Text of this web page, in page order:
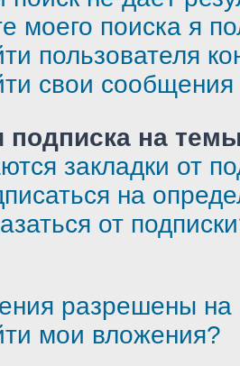
моего поиска я
пользователя
свои
подписка на
закладки от
на
от
разрешены
мои вложения?